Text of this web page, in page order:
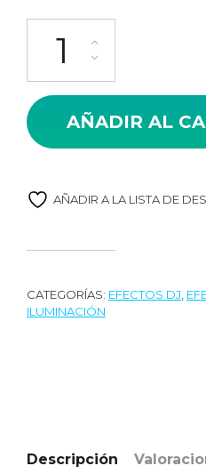
AÑADIR AL
AÑADIR A LA LISTA DE
CATEGORÍAS: EFECTOS DJ
ILUMINACIÓN
Descripción